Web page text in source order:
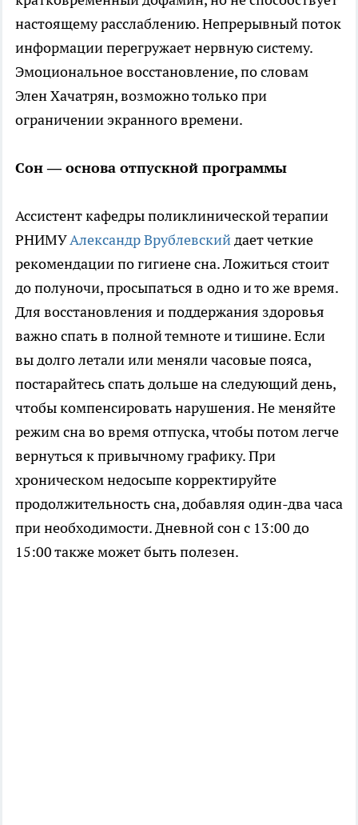
настоящему расслаблению. Непрерывный поток
информации перегружает нервную систему.
Эмоциональное восстановление, по словам
Элен Хачатрян, возможно только при
ограничении экранного времени.
Сон — основа отпускной программы
Ассистент кафедры поликлинической терапии
РНИМУАлександр Врублевскийдает четкие
рекомендации по гигиене сна. Ложиться стоит
до полуночи, просыпаться в одно и то же время.
Для восстановления и поддержания здоровья
важно спать в полной темноте и тишине. Если
вы долго летали или меняли часовые пояса,
постарайтесь спать дольше на следующий день,
чтобы компенсировать нарушения. Не меняйте
режим сна во время отпуска, чтобы потом легче
вернуться к привычному графику. При
хроническом недосыпе корректируйте
продолжительность сна, добавляя один-два часа
при необходимости. Дневной сон с 13:00 до
15:00 также может быть полезен.